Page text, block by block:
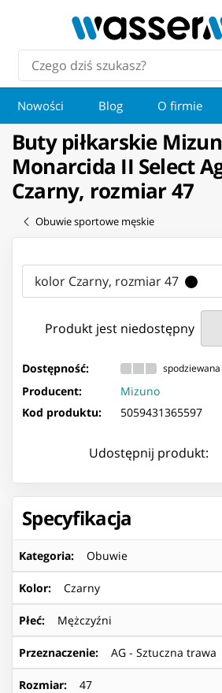
Nowości Blog O firmie
Buty piłkarskie
Monarcida II Select
Czarny, rozmiar 47
Obuwie sportowe męskie
kolor Czarny, rozmiar 47
Produkt jest niedostępny
Dostępność:
Producent:
Mizuno
Kod produktu:
5059431365597
Udostępnij produkt:
Specyfikacja
Kategoria: Obuwie
Kolor: Czarny
Płeć: Mężczyźni
Przeznaczenie: AG - Sztuczna trawa
Rozmiar: 47